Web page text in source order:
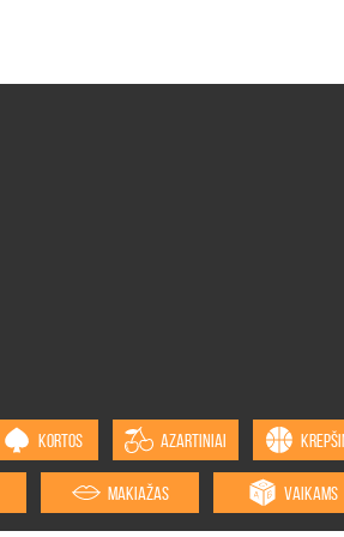
KORTOS AZARTINIAI
MAKIAŽAS VAIKAMS